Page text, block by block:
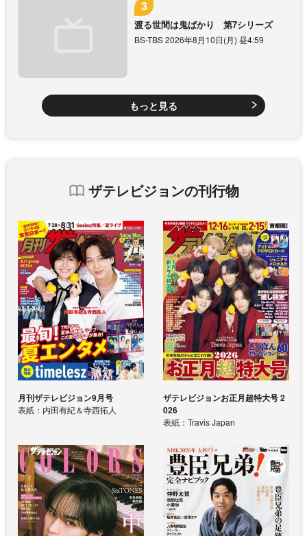
渡る世間は鬼ばかり 第7シリーズ
BS-TBS 2026年8月10日(月) 昼4:59
もっと見る
ザテレビジョンの刊行物
月刊ザテレビジョン9月号
表紙：内田有紀＆寺西拓人
ザテレビジョンお正月超特大号 2
026
表紙：Travis Japan